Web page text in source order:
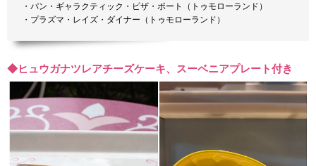
・パン・ギャラクティック・ピザ・ポート（トゥモローランド）
・プラズマ・レイズ・ダイナー（トゥモローランド）
◆ヒュウガナツレアチーズケーキ、スーベニアプレート付き